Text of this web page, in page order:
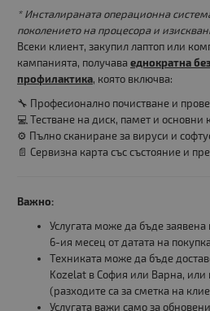
* Инсталираната операционна
поколението на процесора и
Всеки клиент, закупил лаптоп или
кампанията, получава еднократна
профилактика, която включва:
🔧 Професионално почистване и
💻 Тестване на диск, памет и основни
⚙️ Пълно сканиране за вируси и
📄 Сервизна карта със състояние и
Важно:
Услугата може да бъде
6-ия месец от датата на
Техниката може да бъде
Kozelat в София или Варна, или
(разходите са за сметка на
Услугата важи само за